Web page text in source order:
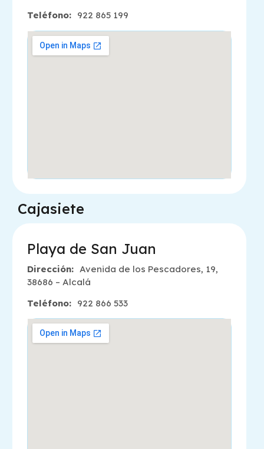
Teléfono: 922 865 199
Cajasiete
Playa de San Juan
Dirección: Avenida de los Pescadores, 19,
38686 – Alcalá
Teléfono: 922 866 533